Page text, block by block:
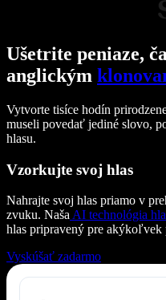
Ušetrite peniaze,
anglickým
Vytvorte tisíce hodín
museli povedať jediné slovo,
hlasu.
Vzorkujte svoj hlas
Nahrajte svoj hlas priamo v
zvuku. NašaAI technológia
hlas pripravený pre akýkoľvek
Vyskúšať zadarmo